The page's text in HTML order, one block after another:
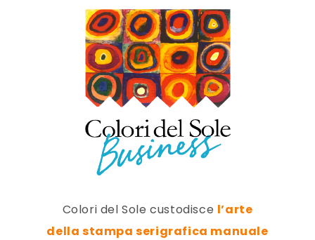
Colori del Sole custodisce l’arte
della stampa serigrafica manuale